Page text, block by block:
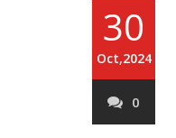
30
Oct,2024
0